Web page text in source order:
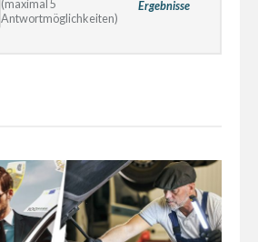
Ergebnisse
(maximal 5
Antwortmöglichkeiten)